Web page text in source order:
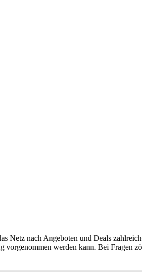
Netz nach Angeboten und Deals
werden kann. Bei Fragen